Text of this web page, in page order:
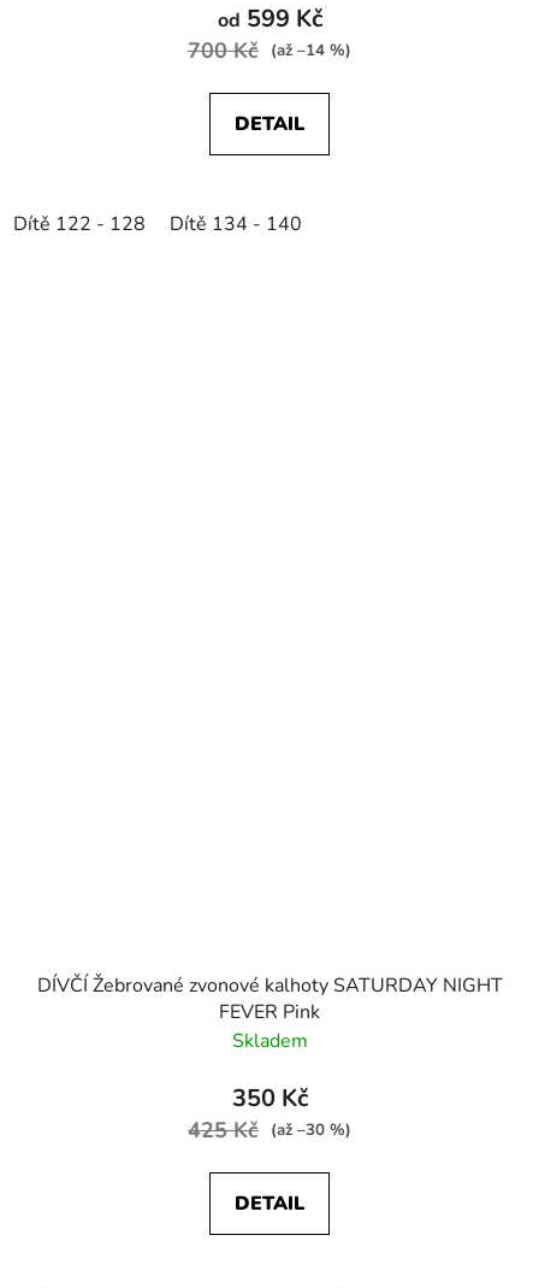
od 599 Kč
700 Kč (až –14 %)
DETAIL
Dítě 122 - 128 Dítě 134 - 140
DÍVČÍ Žebrované zvonové kalhoty SATURDAY NIGHT
FEVER Pink
Skladem
350 Kč
425 Kč (až –30 %)
DETAIL